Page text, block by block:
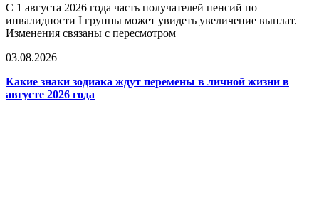
С 1 августа 2026 года часть получателей пенсий по
инвалидности I группы может увидеть увеличение выплат.
Изменения связаны с пересмотром
03.08.2026
Какие знаки зодиака ждут перемены в личной жизни в
августе 2026 года